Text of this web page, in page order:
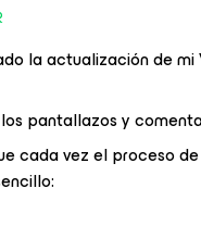
la actualización de mi
pantallazos y
cada vez el proceso